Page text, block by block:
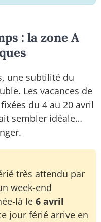
: la zone A
une subtilité du
Les vacances de
du 4 au 20 avril
sembler idéale…
très attendu par
week-end
là le 6 avril
jour férié arrive en